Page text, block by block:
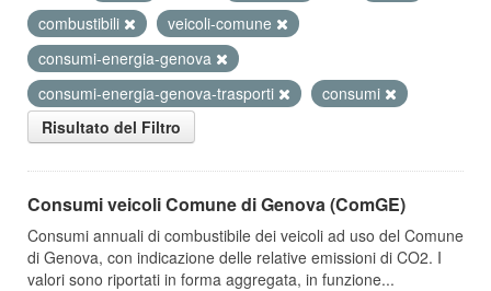
combustibili
veicoli-comune
consumi-energia-genova
consumi-energia-genova-trasporti
consumi
Risultato del Filtro
Consumi veicoli Comune di Genova (ComGE)
Consumi annuali di combustibile dei veicoli ad uso del Comune
di Genova, con indicazione delle relative emissioni di CO2. I
valori sono riportati in forma aggregata, in funzione...